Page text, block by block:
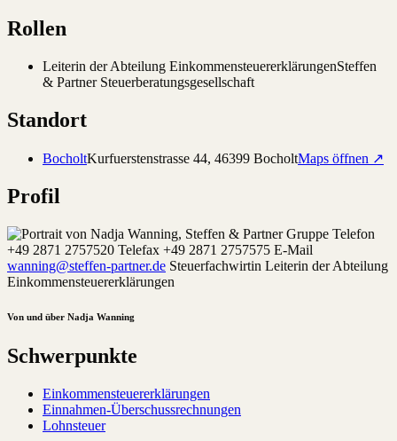
Rollen
Leiterin der Abteilung EinkommensteuererklärungenSteffen
& Partner Steuerberatungsgesellschaft
Standort
BocholtKurfuerstenstrasse 44, 46399 BocholtMaps öffnen ↗
Profil
Telefon
+49 2871 2757520 Telefax +49 2871 2757575 E-Mail
wanning@steffen-partner.de Steuerfachwirtin Leiterin der Abteilung
Einkommensteuererklärungen
Von und über Nadja Wanning
Schwerpunkte
Einkommensteuererklärungen
Einnahmen-Überschussrechnungen
Lohnsteuer